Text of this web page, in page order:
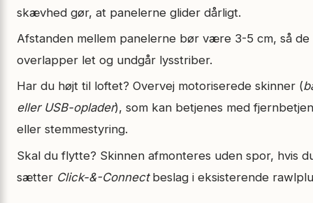
skævhed gør, at panelerne glider dårligt.
Afstanden mellem panelerne bør være 3-5 cm, så de
overlapper let og undgår lysstriber.
Har du højt til loftet? Overvej motoriserede skinner (
eller USB-oplader), som kan betjenes med
eller stemmestyring.
Skal du flytte? Skinnen afmonteres uden spor, hvis
sætter Click-&-Connectbeslag i eksisterende